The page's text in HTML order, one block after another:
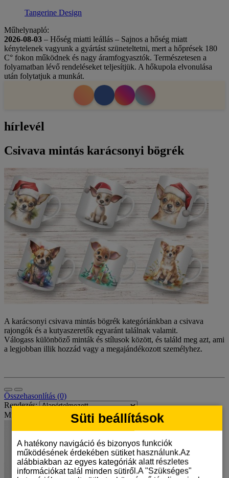
Tangerine Design
Műhelynapló:
2026-08-03 – Hőség miatti leállás – Sajnos a hőség miatt
kénytelenek vagyunk a gyártást szüneteltetni, mert a hőprések 180
C° fokon működnek és nagy áramfogyasztók. Természetesen a
folyamatban lévő rendeléseket teljesítjük. A hőkupola elvonulása
után folytatjuk a munkát.
hírlevél
Csivava mintás karácsonyi bögrék
A karácsonyi csivava mintás bögrék kategóriánkban a csivava
rajongók és a kutyaszeretők egyaránt találnak valamit.
Válogass különböző minták és stílusok között, és találd meg azt, ami
a legjobban illik hozzád vagy a megajándékozott személyhez.
Összehasonlítás (0)
Rendezés:
Mutat:
Süti beállítások
A hatékony navigáció és bizonyos funkciók
működésének érdekében sütiket használunk.Az
alábbiakban az egyes kategóriák alatt részletes
információkat talál minden sütiről.A "Szükséges"